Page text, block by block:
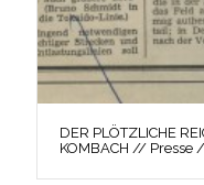
DER PLÖTZLICHE
KOMBACH // Presse